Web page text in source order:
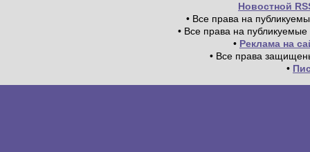
Новостной
• Все права на
• Все права на
• Реклама на
• Все права
•